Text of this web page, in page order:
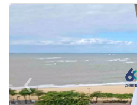
‹Previous